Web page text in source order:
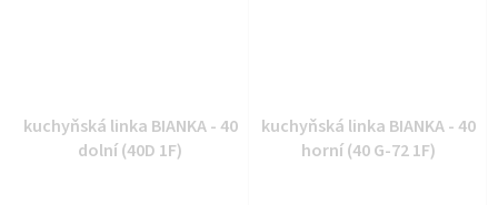
kuchyňská linka BIANKA - 40
dolní (40D 1F)
kuchyňská linka BIANKA - 40
horní (40 G-72 1F)